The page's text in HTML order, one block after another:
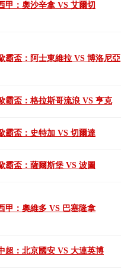
甲：奧沙辛拿 VS 艾爾切
霸盃：阿士東維拉 VS 博洛尼亞
霸盃：格拉斯哥流浪 VS 亨克
霸盃：史特加 VS 切爾達
霸盃：薩爾斯堡 VS 波圖
甲：奧維多 VS 巴塞隆拿
超：北京國安 VS 大連英博